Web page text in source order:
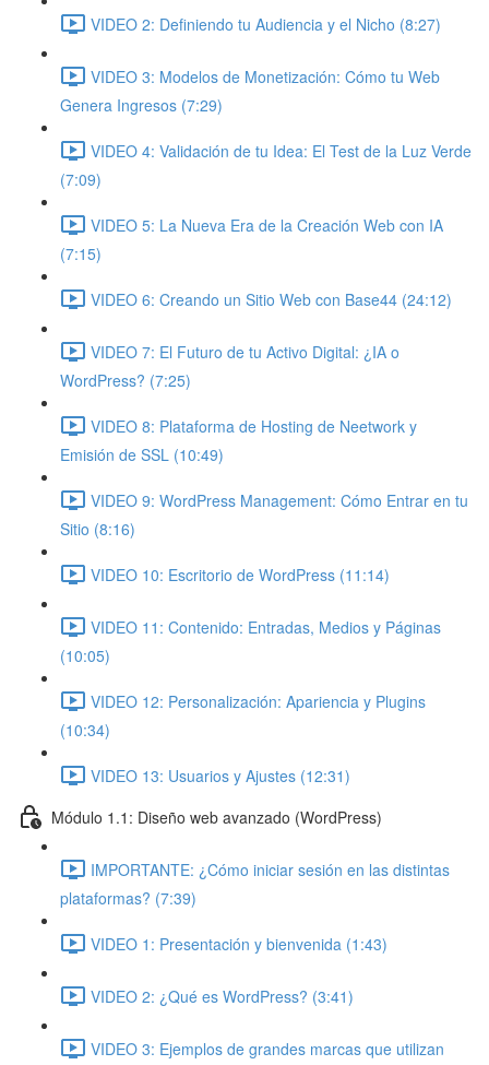
VIDEO 2: Definiendo tu Audiencia y el Nicho (8:27)
VIDEO 3: Modelos de Monetización: Cómo tu Web
Genera Ingresos (7:29)
VIDEO 4: Validación de tu Idea: El Test de la Luz Verde
(7:09)
VIDEO 5: La Nueva Era de la Creación Web con IA
(7:15)
VIDEO 6: Creando un Sitio Web con Base44 (24:12)
VIDEO 7: El Futuro de tu Activo Digital: ¿IA o
WordPress? (7:25)
VIDEO 8: Plataforma de Hosting de Neetwork y
Emisión de SSL (10:49)
VIDEO 9: WordPress Management: Cómo Entrar en tu
Sitio (8:16)
VIDEO 10: Escritorio de WordPress (11:14)
VIDEO 11: Contenido: Entradas, Medios y Páginas
(10:05)
VIDEO 12: Personalización: Apariencia y Plugins
(10:34)
VIDEO 13: Usuarios y Ajustes (12:31)
Módulo 1.1: Diseño web avanzado (WordPress)
IMPORTANTE: ¿Cómo iniciar sesión en las distintas
plataformas? (7:39)
VIDEO 1: Presentación y bienvenida (1:43)
VIDEO 2: ¿Qué es WordPress? (3:41)
VIDEO 3: Ejemplos de grandes marcas que utilizan